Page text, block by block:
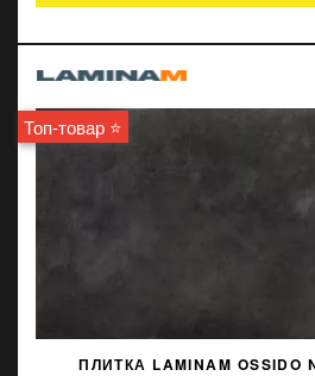
Топ-товар ⭐
ПЛИТКА LAMINAM OSSIDO